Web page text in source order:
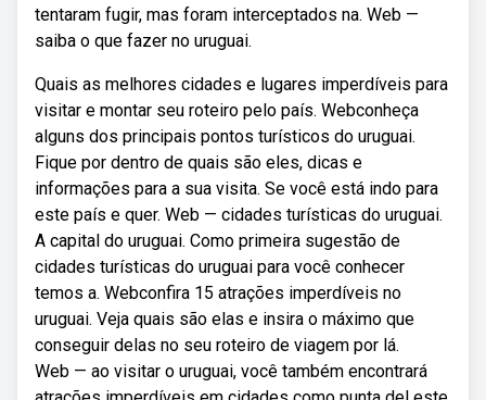
tentaram fugir, mas foram interceptados na. Web —
saiba o que fazer no uruguai.
Quais as melhores cidades e lugares imperdíveis para
visitar e montar seu roteiro pelo país. Webconheça
alguns dos principais pontos turísticos do uruguai.
Fique por dentro de quais são eles, dicas e
informações para a sua visita. Se você está indo para
este país e quer. Web — cidades turísticas do uruguai.
A capital do uruguai. Como primeira sugestão de
cidades turísticas do uruguai para você conhecer
temos a. Webconfira 15 atrações imperdíveis no
uruguai. Veja quais são elas e insira o máximo que
conseguir delas no seu roteiro de viagem por lá.
Web — ao visitar o uruguai, você também encontrará